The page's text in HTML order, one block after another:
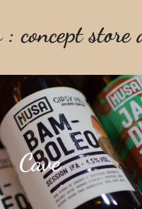
concept store
Cave